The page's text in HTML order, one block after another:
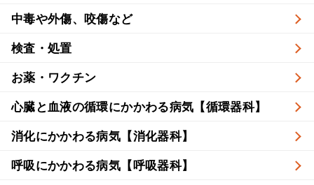
中毒や外傷、咬傷など
検査・処置
お薬・ワクチン
心臓と血液の循環にかかわる病気【循環器科】
消化にかかわる病気【消化器科】
呼吸にかかわる病気【呼吸器科】